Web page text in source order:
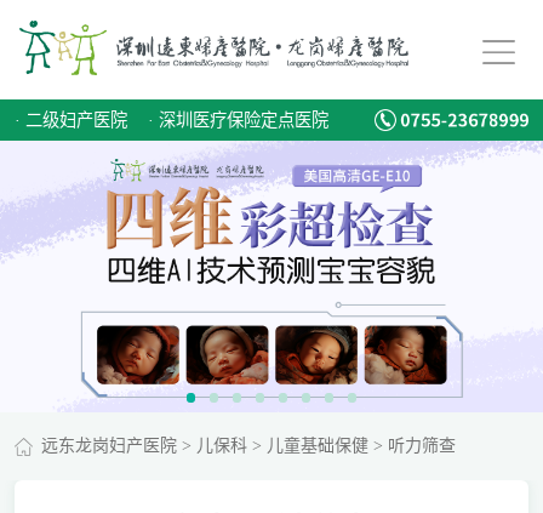
· 二级妇产医院 · 深圳医疗保险定点医院
远东龙岗妇产医院> 儿保科> 儿童基础保健> 听力筛查